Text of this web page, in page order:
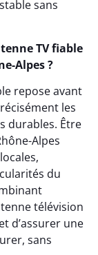
sans
TV fiable
Alpes ?
repose avant
les
durables. Être
Alpes
du
télévision
d’assurer une
sans